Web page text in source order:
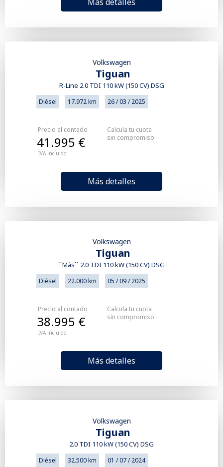
Volkswagen
Tiguan
R-Line 2.0 TDI 110 kW (150 CV) DSG
Diésel 17.972 km 26 / 03 / 2025
Precio al contado
IVA incluido
41.995 €
Más detalles
Calcula tu cuota
sin compromiso
Volkswagen
Tiguan
``Más`` 2.0 TDI 110 kW (150 CV) DSG
Diésel 22.000 km 05 / 09 / 2025
Precio al contado
IVA incluido
38.995 €
Más detalles
Calcula tu cuota
sin compromiso
Volkswagen
Tiguan
2.0 TDI 110 kW (150 CV) DSG
Diésel 32.500 km 01 / 07 / 2024